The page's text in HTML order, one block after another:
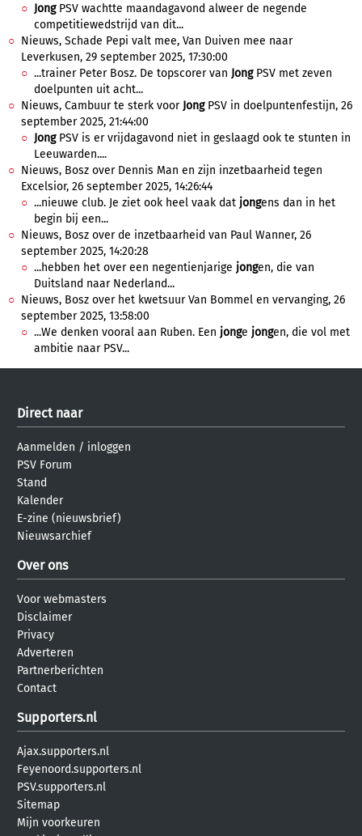
JongPSV wachtte maandagavond alweer de negende
competitiewedstrijd van dit...
Nieuws, Schade Pepi valt mee, Van Duiven mee naar
Leverkusen, 29 september 2025, 17:30:00
...trainer Peter Bosz. De topscorer van JongPSV met zeven
doelpunten uit acht...
Nieuws, Cambuur te sterk voor JongPSV in doelpuntenfestijn, 26
september 2025, 21:44:00
JongPSV is er vrijdagavond niet in geslaagd ook te stunten in
Leeuwarden....
Nieuws, Bosz over Dennis Man en zijn inzetbaarheid tegen
Excelsior, 26 september 2025, 14:26:44
...nieuwe club. Je ziet ook heel vaak dat jongens dan in het
begin bij een...
Nieuws, Bosz over de inzetbaarheid van Paul Wanner, 26
september 2025, 14:20:28
...hebben het over een negentienjarige jongen, die van
Duitsland naar Nederland...
Nieuws, Bosz over het kwetsuur Van Bommel en vervanging, 26
september 2025, 13:58:00
...We denken vooral aan Ruben. Een jonge jongen, die vol met
ambitie naar PSV...
Direct naar
Aanmelden / inloggen
PSV Forum
Stand
Kalender
E-zine (nieuwsbrief)
Nieuwsarchief
Over ons
Voor webmasters
Disclaimer
Privacy
Adverteren
Partnerberichten
Contact
Supporters.nl
Ajax.supporters.nl
Feyenoord.supporters.nl
PSV.supporters.nl
Sitemap
Mijn voorkeuren